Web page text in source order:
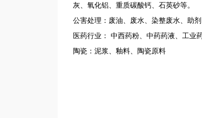
灰、氧化铝、重质碳酸钙、石英砂等。
公害处理：废油、废水、染整废水、助剂
医药行业： 中西药粉、中药药液、工业
陶瓷：泥浆、釉料、陶瓷原料